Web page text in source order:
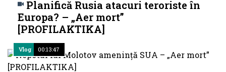
Planifică Rusia atacuri teroriste în
Europa? – „Aer mort”
[PROFILAKTIKA]
Vlog 00:13:47